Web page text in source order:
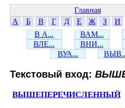
Главная
А
Б В Г Д Е Ж З И
В А...
ВАМ...
ВЛЕ...
ВНИ...
ВУА...
Текстовый вход:
ВЫШЕПЕРЕЧИСЛЕННЫЙ